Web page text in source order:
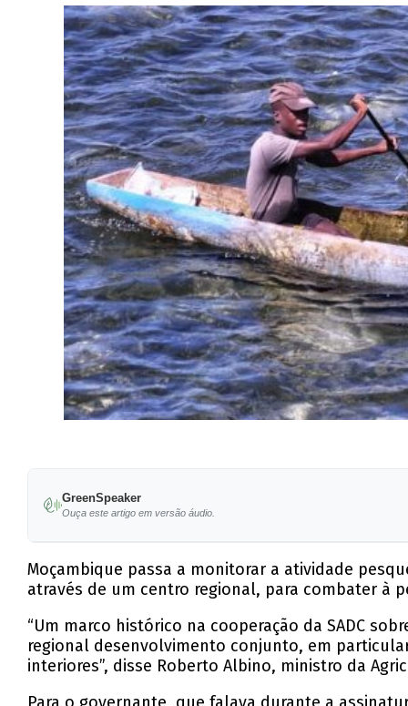
GreenSpeaker
Ouça este artigo em versão áudio.
Moçambique passa a monitorar a atividade
através de um centro regional, para combater à
“Um marco histórico na cooperação da SADC
regional desenvolvimento conjunto, em
interiores”, disse Roberto Albino, ministro da